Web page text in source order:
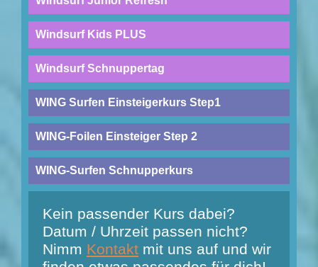
Windsurf Kids PLUS
Windsurf Schnuppertag
WING Surfen Einsteigerkurs Step1
WING-Foilen Einsteiger Step 2
WING-Surfen Schnupperkurs
Kein passender Kurs dabei?
Datum / Uhrzeit passen nicht?
Nimm Kontakt mit uns auf und wir